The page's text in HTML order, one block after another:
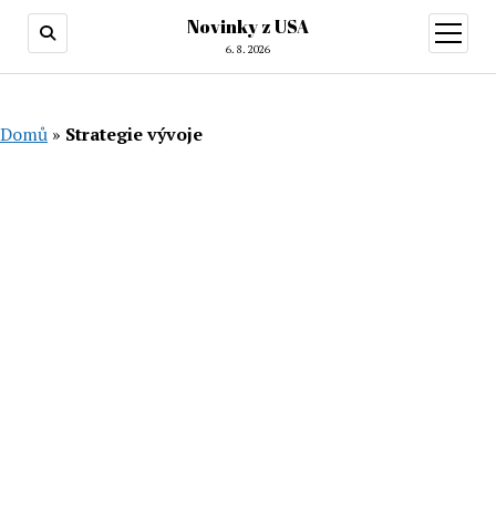
Novinky z USA
6. 8. 2026
otevřít
menu
Domů » Strategie vývoje